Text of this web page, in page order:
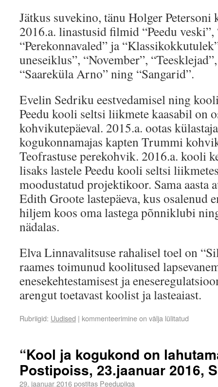
Jätkus suvekino, tänu Holger
2016.a. linastusid filmid “Peedu veski”,
“Perekonnavaled” ja
uneseiklus”, “November”,
“Saareküla Arno” ning “Sangarid”.
Evelin Sedriku eestvedamisel ning
Peedu kooli seltsi liikmete kaasabil on
kohvikutepäeval. 2015.a. ootas
kogukonnamajas kapten Trummi
Teofrastuse perekohvik. 2016.a. kooli
lisaks lastele Peedu kooli seltsi
moodustatud projektikoor. Sama aasta
Edith Groote lastepäeva, kus osalenud
hiljem koos oma lastega põnniklubi
nädalas.
Elva Linnavalitsuse rahalisel toel on
raames toimunud koolitused
enesekehtestamisest ja
arengut toetavast koolist ja lasteaiast.
Rubriigid: Uudised | kommenteerimine on välja lülitatud
“Kool ja kogukond on
Postipoiss, 23.jaanuar 2016,
29. jaanuar 2016postitas Peedupiiga